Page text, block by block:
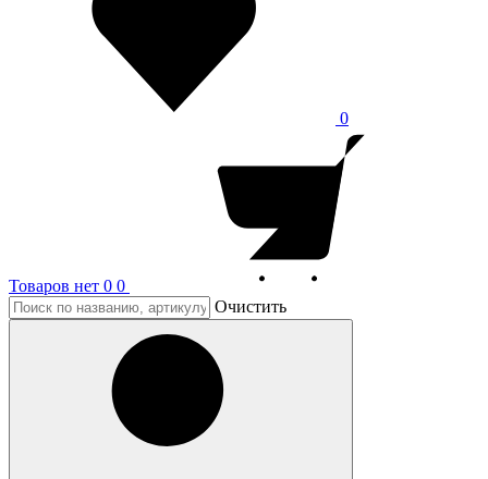
0
Товаров нет 0 0
Очистить